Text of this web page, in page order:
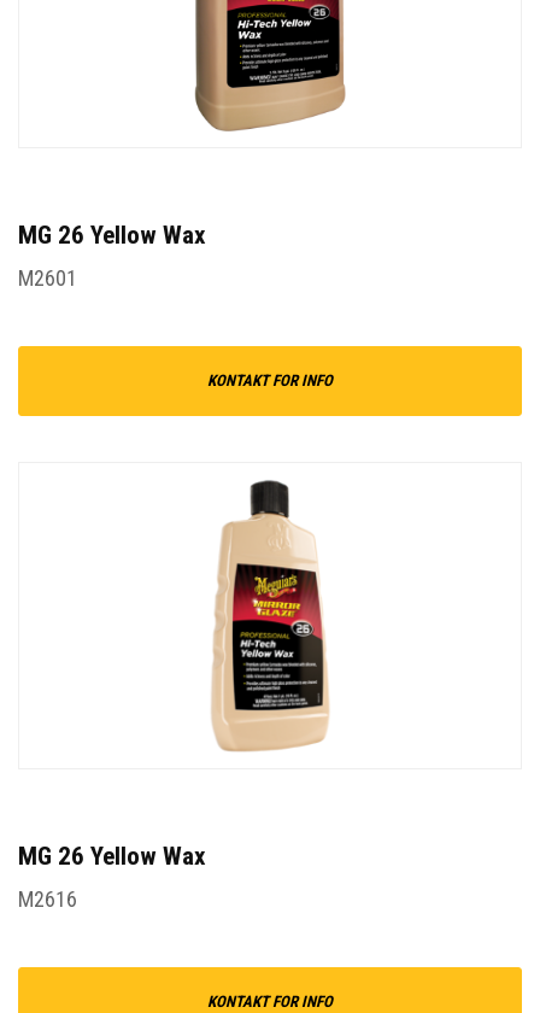
MG 26 Yellow Wax
M2601
KONTAKT FOR INFO
MG 26 Yellow Wax
M2616
KONTAKT FOR INFO